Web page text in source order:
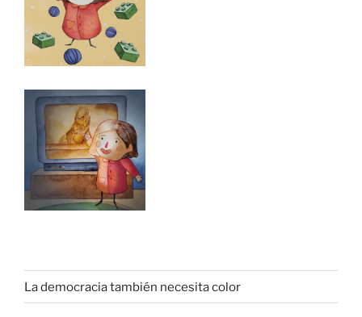
La democracia también necesita color